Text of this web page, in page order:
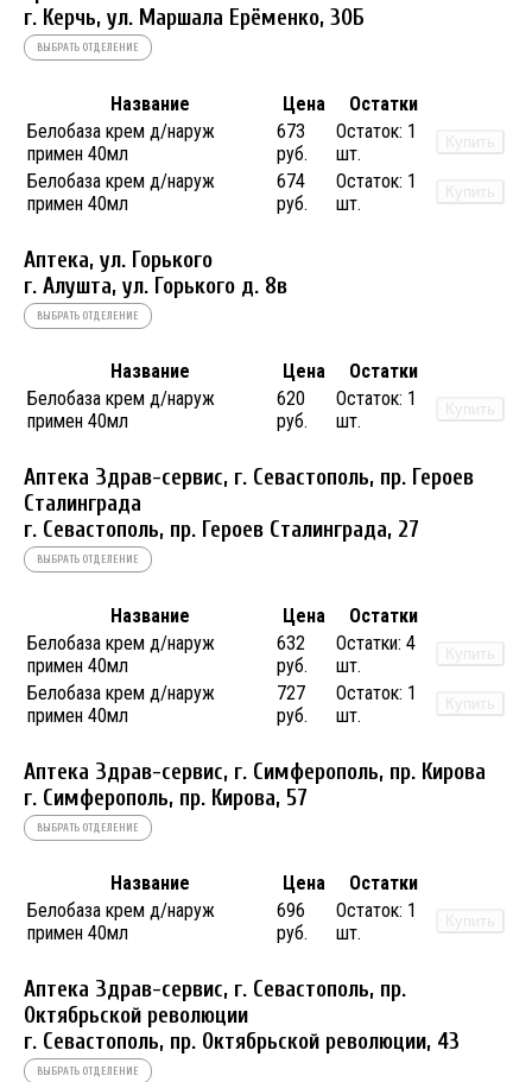
г. Керчь, ул. Маршала Ерёменко, 30Б
ВЫБРАТЬ ОТДЕЛЕНИЕ
Название Цена
Остатки
Белобаза крем д/наруж
примен 40мл
673
руб.
Остаток: 1
шт.
Купить
Белобаза крем д/наруж
примен 40мл
674
руб.
Остаток: 1
шт.
Купить
Аптека, ул. Горького
г. Алушта, ул. Горького д. 8в
ВЫБРАТЬ ОТДЕЛЕНИЕ
Название Цена
Остатки
Белобаза крем д/наруж
примен 40мл
620
руб.
Остаток: 1
шт.
Купить
Аптека Здрав-сервис, г. Севастополь, пр. Героев
Сталинграда
г. Севастополь, пр. Героев Сталинграда, 27
ВЫБРАТЬ ОТДЕЛЕНИЕ
Название Цена
Остатки
Белобаза крем д/наруж
примен 40мл
632
руб.
Остатки: 4
шт.
Купить
Белобаза крем д/наруж
примен 40мл
727
руб.
Остаток: 1
шт.
Купить
Аптека Здрав-сервис, г. Симферополь, пр. Кирова
г. Симферополь, пр. Кирова, 57
ВЫБРАТЬ ОТДЕЛЕНИЕ
Название Цена
Остатки
Белобаза крем д/наруж
примен 40мл
696
руб.
Остаток: 1
шт.
Купить
Аптека Здрав-сервис, г. Севастополь, пр.
Октябрьской революции
г. Севастополь, пр. Октябрьской революции, 43
ВЫБРАТЬ ОТДЕЛЕНИЕ